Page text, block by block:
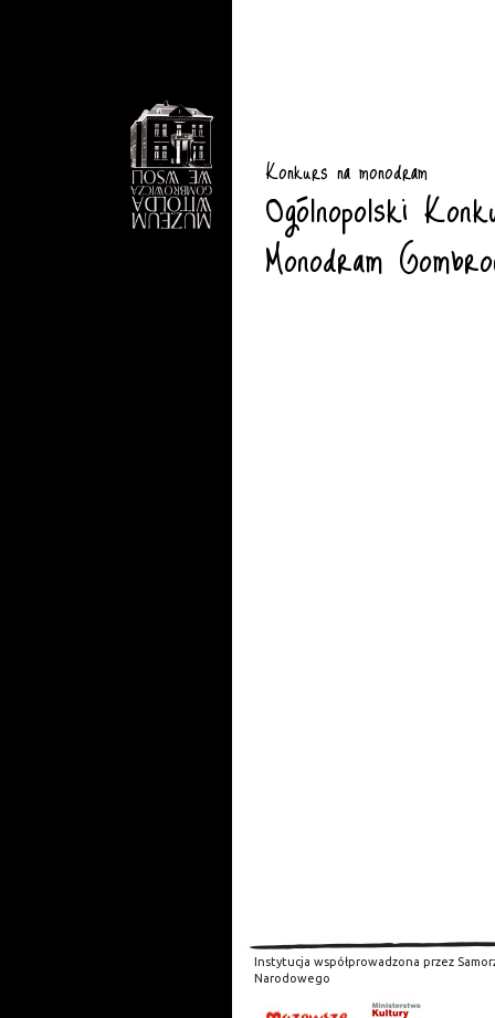
Konkurs na monodram
Ogólnopolski
Monodram
Instytucja współprowadzona przez
Narodowego